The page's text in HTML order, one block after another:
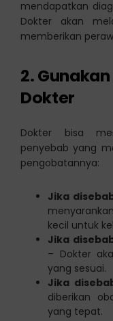
mendapatkan
Dokter akan
memberikan
2.
Dokter
Dokter bisa
penyebab yang
pengobatannya:
Jika
kecil untuk
Jika
– Dokter
yang sesuai.
Jika
diberikan
yang tepat.